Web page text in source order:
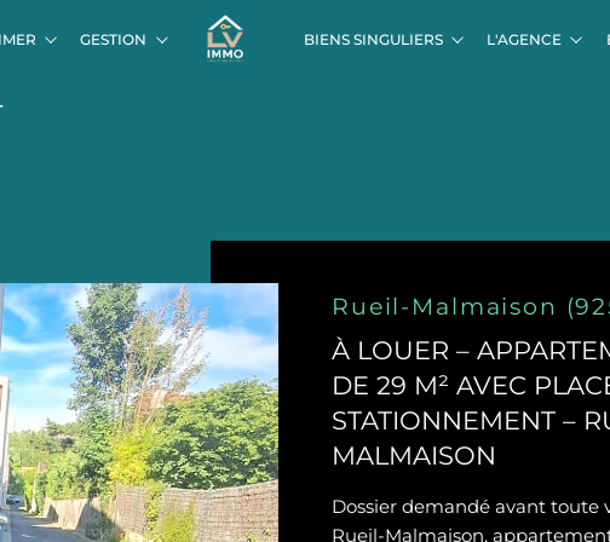
ACHETER À MONTREUIL (93100)
ESTIMATION DE LOYER
GESTION
BIEN EN GESTION
BIENS SINGULIERS
VENTE EN OFF-MARKETT
L'AGENCE
MONTREUIL NOS AUTRES ZONES
Rueil-Malmaison
À LOUER –
DE 29 M² AVEC
STATIONNEMENT –
MALMAISON
Dossier demandé avant toute
Rueil-Malmaison,